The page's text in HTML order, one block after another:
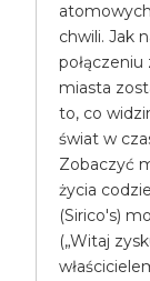
chwili. Jak
połączeniu
miasta
to, co
świat w
Zobaczyć
życia
(Sirico's)
(„Witaj